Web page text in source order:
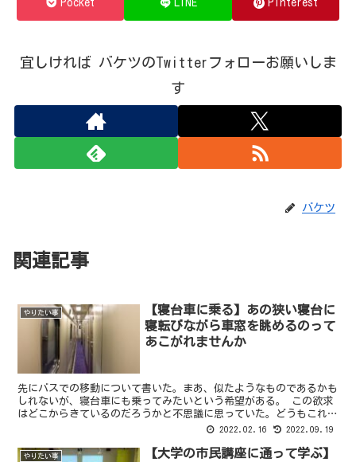
Pocket LINE Pinterest
宜しければ バケツのTwitterフォローお願いしま
す
バケツ
関連記事
やりたい事
【寝台車に乗る】あの狭い寝台に
寝転びながら車窓を眺めるのって
あこがれませんか
先にバスでの移動について書いた。まあ、似たようなものであるかも
しれないが、寝台車にも乗ってみたいという希望がある。 この欲求
はどこからきているのだろうかと不思議に思っていた。どうもこれ
は、私の幼少期の記憶からきているらしい。 具体的には学研...
2022.02.16 2022.09.19
やりたい事
【大学の市民講座に通って学ぶ】